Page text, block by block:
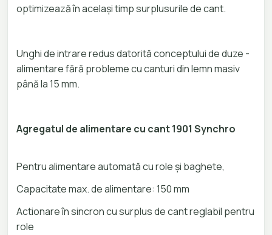
optimizează în același timp surplusurile de cant.
Unghi de intrare redus datorită conceptului de duze -
alimentare fără probleme cu canturi din lemn masiv
până la 15 mm.
Agregatul de alimentare cu cant 1901 Synchro
Pentru alimentare automată cu role și baghete,
Capacitate max. de alimentare: 150 mm
Actionare în sincron cu surplus de cant reglabil pentru
role